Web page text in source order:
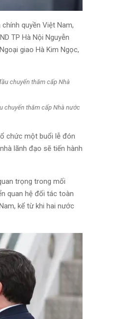
quyền Việt Nam,
TP Hà Nội Nguyễn
giao Hà Kim Ngọc,
chuyến thăm cấp Nhà nước
chức một buổi lễ đón
lãnh đạo sẽ tiến hành
trọng trong mối
quan hệ đối tác toàn
kể từ khi hai nước